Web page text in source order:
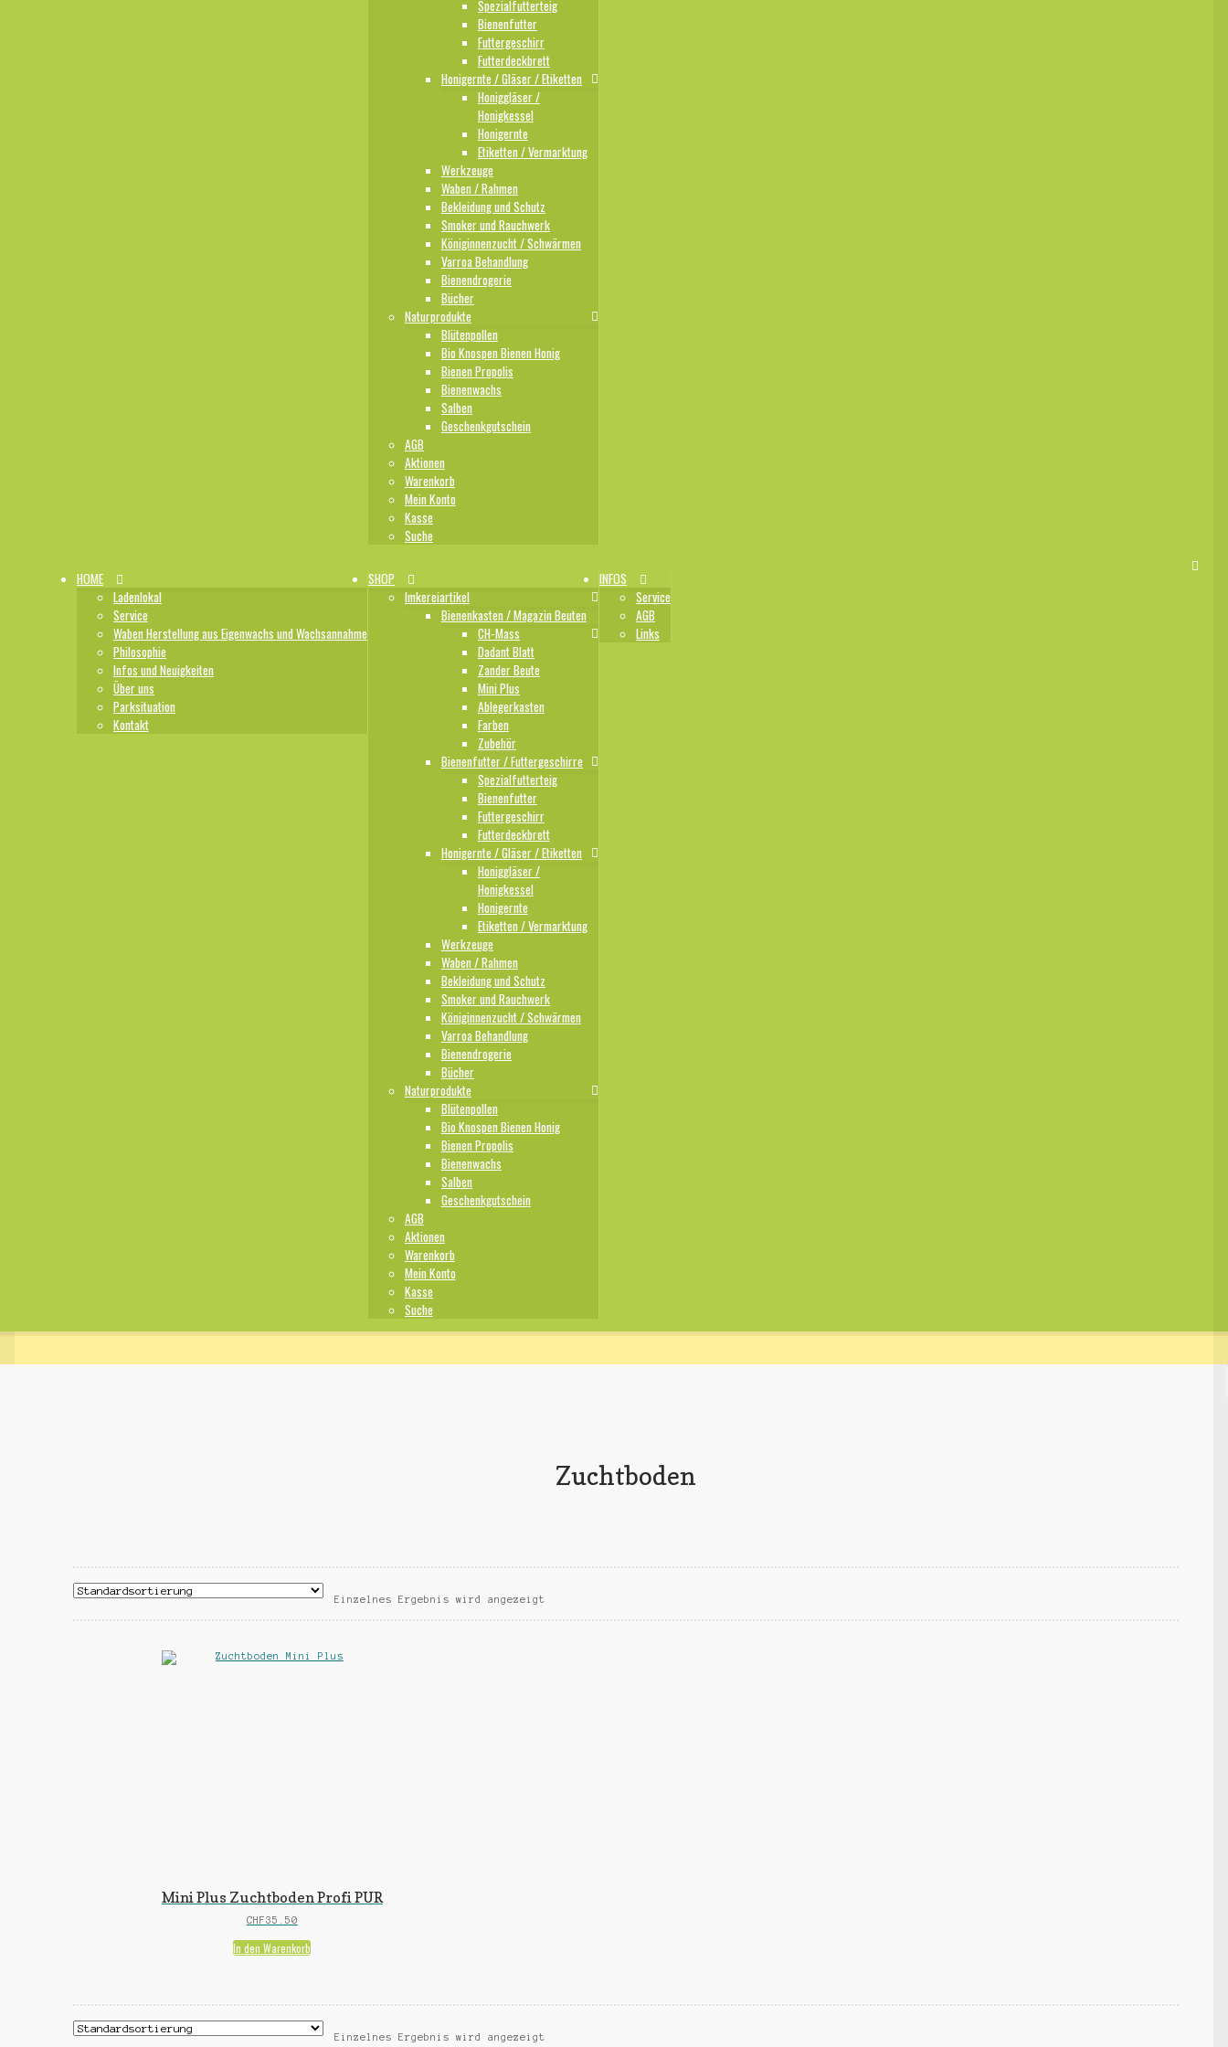
Spezialfutterteig
Bienenfutter
Futtergeschirr
Futterdeckbrett
Honigernte / Gläser / Etiketten
Honiggläser /
Honigkessel
Honigernte
Etiketten / Vermarktung
Werkzeuge
Waben / Rahmen
Bekleidung und Schutz
Smoker und Rauchwerk
Königinnenzucht / Schwärmen
Varroa Behandlung
Bienendrogerie
Bücher
Naturprodukte
Blütenpollen
Bio Knospen Bienen Honig
Bienen Propolis
Bienenwachs
Salben
Geschenkgutschein
AGB
Aktionen
Warenkorb
Mein Konto
Kasse
Suche
HOME
Ladenlokal
Service
Waben Herstellung aus Eigenwachs und Wachsannahme
Philosophie
Infos und Neuigkeiten
Über uns
Parksituation
Kontakt
SHOP
Imkereiartikel
Bienenkasten / Magazin Beuten
CH-Mass
Dadant Blatt
Zander Beute
Mini Plus
Ablegerkasten
Farben
Zubehör
Bienenfutter / Futtergeschirre
Spezialfutterteig
Bienenfutter
Futtergeschirr
Futterdeckbrett
Honigernte / Gläser / Etiketten
Honiggläser /
Honigkessel
Honigernte
Etiketten / Vermarktung
Werkzeuge
Waben / Rahmen
Bekleidung und Schutz
Smoker und Rauchwerk
Königinnenzucht / Schwärmen
Varroa Behandlung
Bienendrogerie
Bücher
Naturprodukte
Blütenpollen
Bio Knospen Bienen Honig
Bienen Propolis
Bienenwachs
Salben
Geschenkgutschein
AGB
Aktionen
Warenkorb
Mein Konto
Kasse
Suche
INFOS
Service
AGB
Links
Zuchtboden
Einzelnes Ergebnis wird angezeigt
Mini Plus Zuchtboden Profi PUR
CHF35.50
In den Warenkorb
Einzelnes Ergebnis wird angezeigt